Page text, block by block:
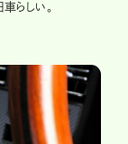
らしい。